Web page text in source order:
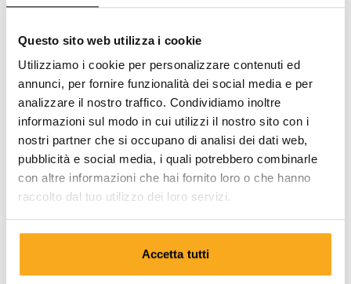
Questo sito web utilizza i cookie
Utilizziamo i cookie per personalizzare contenuti ed
annunci, per fornire funzionalità dei social media e per
analizzare il nostro traffico. Condividiamo inoltre
informazioni sul modo in cui utilizzi il nostro sito con i
nostri partner che si occupano di analisi dei dati web,
pubblicità e social media, i quali potrebbero combinarle
con altre informazioni che hai fornito loro o che hanno
raccolto dal tuo utilizzo dei loro servizi.
Accetta tutti
Mettiti in contatto con noi
Restiamo a tua disposizione 24 ore su 24, 7 giorni su 7!
Utilizza il nostro chatbot per ricevere rapidamente una
risposta. Clicca su “Contattaci”, seleziona il tipo di
abbonamento e formula la tua domanda. Puoi
contattarci anche tramite l’indirizzo e-mail hello-
it@onthatass.com. Ci impegniamo a rispondere alla tua
domanda entro 3 giorni lavorativi. Tel: +31 73 303 41 75